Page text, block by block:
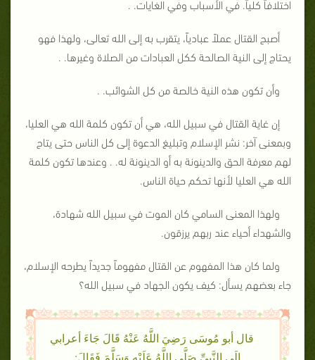
اختلافاً كلياً. في الأسباب وفي الغايات. .
أصبح القتال عملاً عبادياً، يتقرب به إلى الله تعالى، ولهذا فهو
يحتاج إلى النية الصالحة ككل العبادات من الصلاة وغيرها. .
وأن تكون هذه النية خالصة من كل الشوائب. .
إن غاية القتال في سبيل الله، هي أن تكون كلمة الله هي العليا،
وبمعنى آخر: نشر الإسلام وتبليغ الدعوة إلى كل الناس حتى يتاح
لهم معرفة الحق والدينونة به أو الدينونة له. . وعندها تكون كلمة
الله هي العليا لأنها تحكم حياة الناس.
ولهذا المعنى السامي كان الموت في سبيل الله شهادة،
والشهداء أحياء عند ربهم يرزقون.
ولما كان هذا المفهوم عن القتال مفهوماً جديداً يطرحه الإسلام،
جاء بعضهم يسأل: كيف يكون الجهاد في سبيل الله؟
قال أبو مُوسَى رَضِيَ اللَّهُ عَنْهُ قَالَ جَاءَ أعرابي
إِلَى النَّبِيِّ صَلَّى اللَّهُ عَلَيْهِ وَسَلَّمَ فَقَالَ: